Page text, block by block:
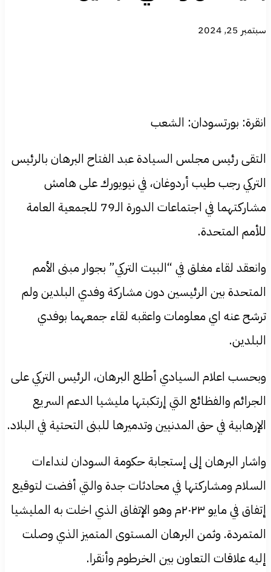
سبتمبر 25, 2024
انقرة: بورتسودان: الشعب
التقى رئيس مجلس السيادة عبد الفتاح البرهان بالرئيس
التركي رجب طيب أردوغان، في نيويورك على هامش
مشاركتهما في اجتماعات الدورة الـ79 للجمعية العامة
للأمم المتحدة.
وانعقد لقاء مغلق في “البيت التركي” بجوار مبنى الأمم
المتحدة بين الرئيسين دون مشاركة وفدي البلدين ولم
ترشح عنه اي معلومات واعقبه لقاء جمعهما بوفدي
البلدين.
وبحسب اعلام السيادي أطلع البرهان، الرئيس التركي على
الجرائم والفظائع التي إرتكبتها مليشيا الدعم السريع
الإرهابية في حق المدنيين وتدميرها للبنى التحتية في البلاد.
واشار البرهان إلى إستجابة حكومة السودان لنداءات
السلام ومشاركتها في محادثات جدة والتي أفضت لتوقيع
إتفاق في مايو ٢٠٢٣م وهو الإتفاق الذي اخلت به المليشيا
المتمردة. وثمن البرهان المستوى المتميز الذي وصلت
إليه علاقات التعاون بين الخرطوم وأنقرا.